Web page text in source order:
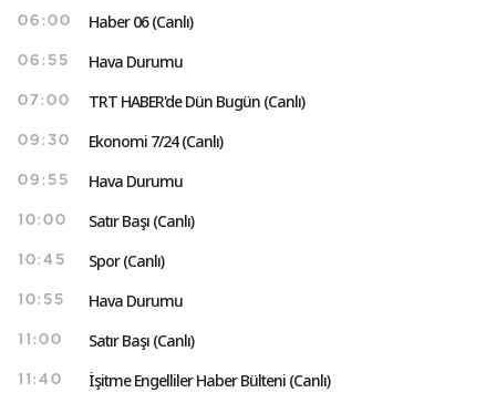
06:00 Haber 06 (Canlı)
06:55 Hava Durumu
07:00 TRT HABER'de Dün Bugün (Canlı)
09:30 Ekonomi 7/24 (Canlı)
09:55 Hava Durumu
10:00 Satır Başı (Canlı)
10:45 Spor (Canlı)
10:55 Hava Durumu
11:00 Satır Başı (Canlı)
11:40 İşitme Engelliler Haber Bülteni (Canlı)